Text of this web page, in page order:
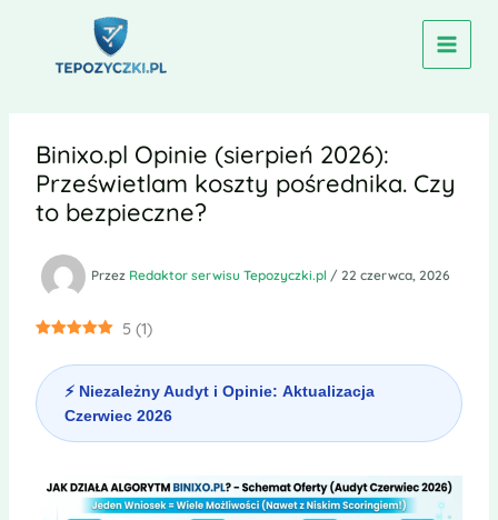
Binixo.pl Opinie (sierpień 2026):
Prześwietlam koszty pośrednika. Czy
to bezpieczne?
Przez Redaktor serwisu Tepozyczki.pl / 22 czerwca, 2026
5 (1)
⚡ Niezależny Audyt i Opinie: Aktualizacja
Czerwiec 2026